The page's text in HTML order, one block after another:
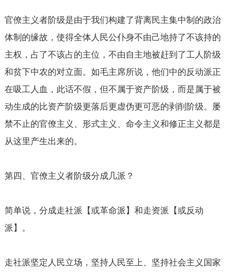
官僚主义者阶级是由于我们构建了背离民主集中制的政治
体制的缘故，使得全体人民公仆身不由己地持了不该持的
主权，占了不该占的主位，不由自主地被赶到了工人阶级
和贫下中农的对立面。如毛主席所说，他们中的反动派正
在吸工人血，此话不假，但不属于资产阶级，而是属于被
动生成的比资产阶级更落后更虚伪更可恶的剥削阶级。屡
禁不止的官僚主义、形式主义、命令主义和修正主义都是
从这里产生出来的。
第四、官僚主义者阶级分成几派？
简单说，分成走社派【或革命派】和走资派【或反动
派】。
走社派坚定人民立场，坚持人民至上、坚持社会主义国家